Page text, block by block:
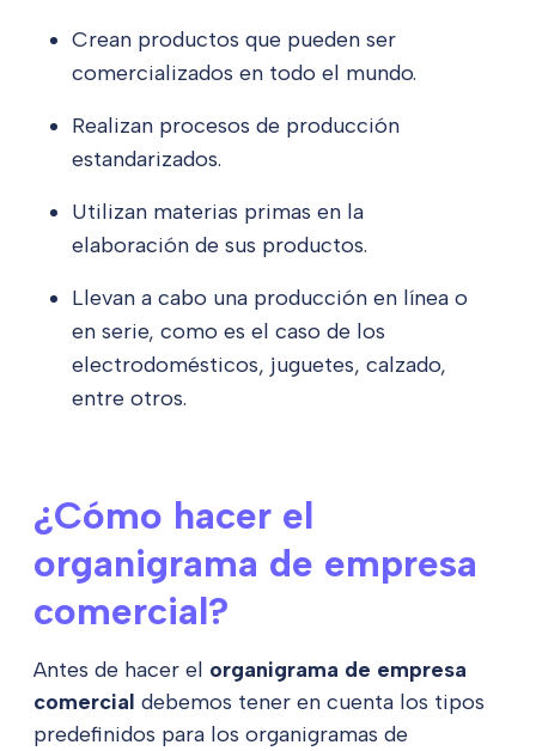
Crean productos que pueden ser
comercializados en todo el mundo.
Realizan procesos de producción
estandarizados.
Utilizan materias primas en la
elaboración de sus productos.
Llevan a cabo una producción en línea o
en serie, como es el caso de los
electrodomésticos, juguetes, calzado,
entre otros.
¿Cómo hacer el
organigrama de empresa
comercial?
Antes de hacer el organigrama de empresa
comercial debemos tener en cuenta los tipos
predefinidos para los organigramas de